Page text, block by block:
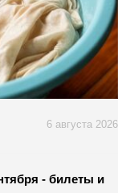
6 августа 2026
- билеты и